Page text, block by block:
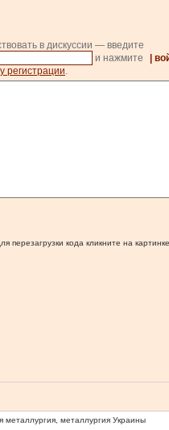
в дискуссии — введите
и нажмите |
регистрации.
кода кликните на картинке.
металлургия, металлургия Украины